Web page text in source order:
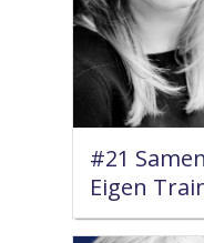
#21
Eigen